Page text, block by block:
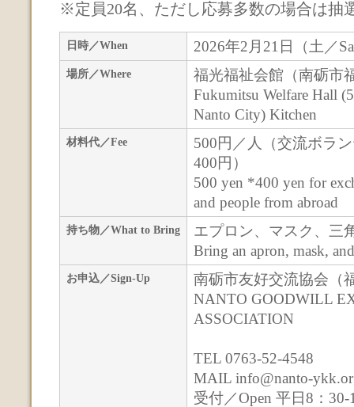
※定員20名、ただし応募多数の場合は抽
日時／When 2026年2月21日（土／
場所／Where
福光福祉会館（南砺市
Fukumitsu Welfare Hall
Nanto City) Kitchen
材料代／Fee
500円／人（交流ボラ
400円）
500 yen *400 yen for
and people from abroad
持ち物／What to Bring
エプロン、マスク、三
Bring an apron, mask,
お申込／Sign-Up
南砺市友好交流協会（
NANTO GOODWILL
ASSOCIATION
TEL 0763-52-4548
MAIL info@nanto-
受付／Open 平日8：30-